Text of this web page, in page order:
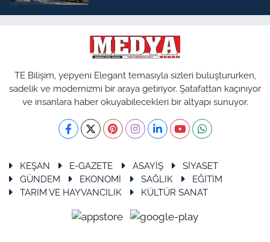
TE Bilişim, yepyeni Elegant temasıyla sizleri buluştururken,
sadelik ve modernizmi bir araya getiriyor. Şatafattan kaçınıyor
ve insanlara haber okuyabilecekleri bir altyapı sunuyor.
KEŞAN E-GAZETE ASAYİŞ
SİYASET
GÜNDEM
EKONOMİ SAĞLIK
EĞİTİM
TARIM VE HAYVANCILIK
KÜLTÜR SANAT